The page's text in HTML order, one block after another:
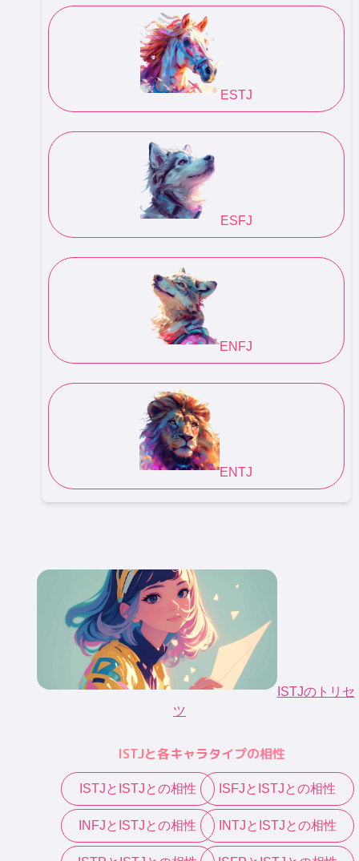
ISTJのトリセ
ツ
ISTJと各キャラタイプの相性
ISTJと ISTJとの相性 ISFJと ISTJとの相性
INFJと ISTJとの相性 INTJと ISTJとの相性
ESTJ
ESFJ
ENFJ
ENTJ